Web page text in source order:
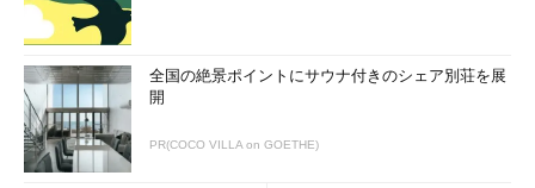
全国の絶景ポイントにサウナ付きのシェア別荘を展
開
PR(COCO VILLA on GOETHE)